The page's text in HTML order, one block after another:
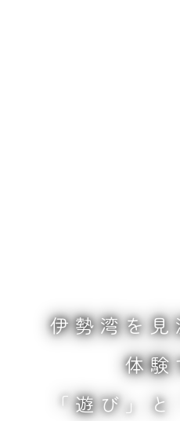
伊勢湾を見
体験
「遊び」